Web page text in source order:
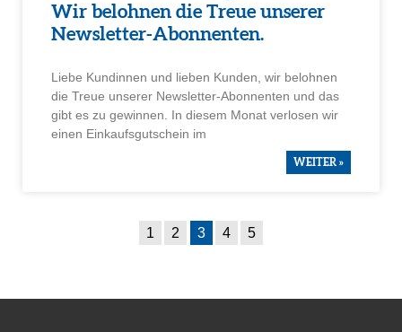
Wir belohnen die Treue unserer
Newsletter-Abonnenten.
Liebe Kundinnen und lieben Kunden, wir belohnen
die Treue unserer Newsletter-Abonnenten und das
gibt es zu gewinnen. In diesem Monat verlosen wir
einen Einkaufs­gut­schein im
WEITER »
1 2 3 4 5